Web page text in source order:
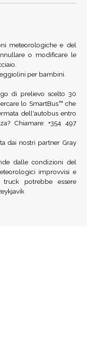
meteorologiche e del
o modificare le
per bambini.
di prelievo scelto 30
lo SmartBus™ che
dell'autobus entro
Chiamare: +354 497
dai nostri partner Gray
dalle condizioni del
improvvisi e
truck potrebbe essere